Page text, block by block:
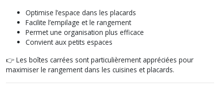
Optimise l’espace dans les placards
Facilite l’empilage et le rangement
Permet une organisation plus efficace
Convient aux petits espaces
👉 Les boîtes carrées sont particulièrement appréciées pour
maximiser le rangement dans les cuisines et placards.